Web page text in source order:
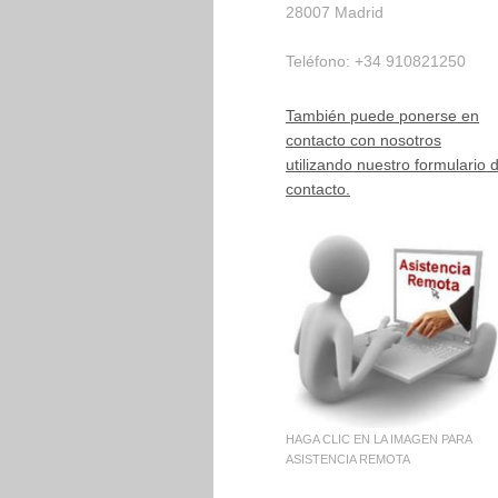
28007 Madrid
Teléfono: +34 910821250
También puede ponerse en
contacto con nosotros
utilizando nuestro formulario
contacto.
HAGA CLIC EN LA IMAGEN PARA
ASISTENCIA REMOTA